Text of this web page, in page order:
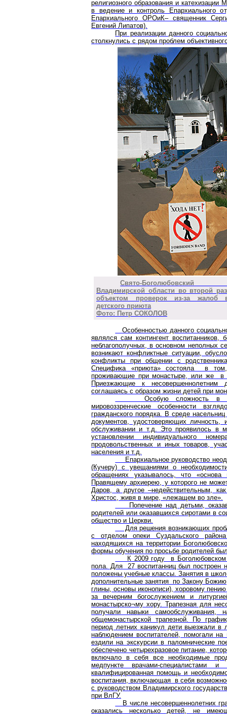
религиозного образования и
в ведение и контроль Епархиального
Епархиального ОРОиК– священник
Евгений Липатов).
При реализации данного
столкнулись с рядом проблем
Свято-Боголюбовский
Владимирской области во второй
объектом проверок из-за жалоб
детского приюта
Фото: Петр СОКОЛОВ
Особенностью данного
являлся сам контингент
неблагополучных, в основном неполных
возникают конфликтные ситуации,
конфликты при общении с
Специфика «приюта» состояла в
проживающие при монастыре, или же в
Приезжающие к несовершеннолетним
соглашаясь с образом жизни детей при
Особую сложность в
мировоззренческие особенности
гражданского порядка. В среде
документов, удостоверяющих личность,
обслуживании и т.д. Это проявилось в
установлении индивидуального
продовольственных и иных товаров,
населения и т.д.
Епархиальное руководство
(Кучеру) с увещаниями о
обращениях указывалось, что
Правящему архиерею, у которого не
Даров, а другое –недействительным,
Христос, живя в мире, «лежащем во зле».
Попечение над детьми,
родителей или оказавшихся сиротами в
общество и Церкви.
Для решения возникающих
с отделом опеки Суздальского
находящихся на территории
формы обучения по просьбе родителей
К 2009 году в Боголюбовском
пола. Для 27 воспитанниц был построен
положены учебные классы. Занятия в
дополнительные занятия по Закону
глины, основы иконописи), хоровому
за вечерним богослужением и
монастырско¬му хору. Трапезная для
получали навыки
общемонастырской трапезной. По
период летних каникул дети выезжали в
наблюдением воспитателей, помогали
ездили на экскурсии в паломнические
обеспечено четырехразовое питание,
включало в себя все необходимые
медпункте врачами-специалистами
квалифицированная помощь и
воспитания, включающая в себя
с руководством Владимирского
при ВлГУ.
В числе несовершеннолетних
оказались несколько детей, не